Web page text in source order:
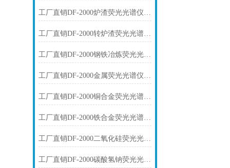
工厂直销DF-2000炉渣荧光光谱仪技术参数
工厂直销DF-2000转炉渣荧光光谱仪技术参数
工厂直销DF-2000钢铁冶炼荧光光谱仪技术参数
工厂直销DF-2000金属荧光光谱仪技术参数
工厂直销DF-2000铜合金荧光光谱仪技术参数
工厂直销DF-2000铁合金荧光光谱仪技术参数
工厂直销DF-2000二氧化硅荧光光谱仪技术参数
工厂直销DF-2000碳酸氢钠荧光光谱仪技术参数